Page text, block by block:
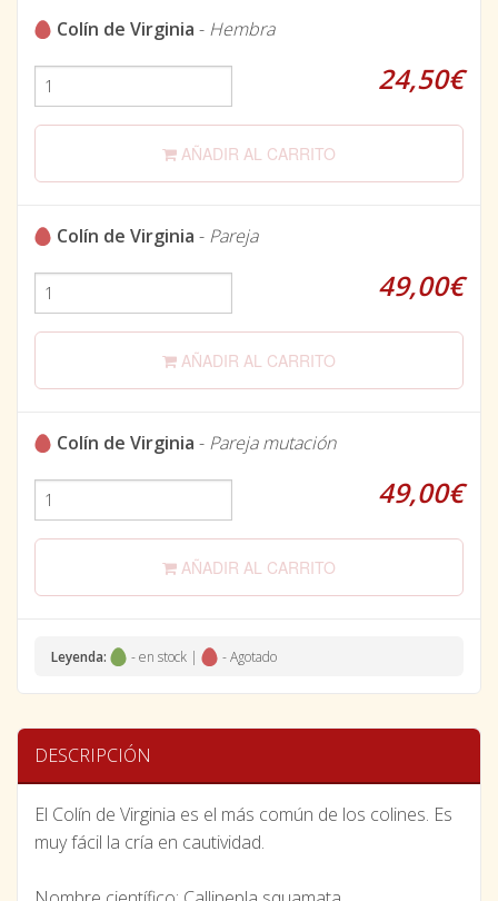
Colín de Virginia - Hembra
24,50€
AÑADIR AL CARRITO
Colín de Virginia - Pareja
49,00€
AÑADIR AL CARRITO
Colín de Virginia - Pareja mutación
49,00€
AÑADIR AL CARRITO
Leyenda: - en stock | - Agotado
DESCRIPCIÓN
El Colín de Virginia es el más común de los colines. Es
muy fácil la cría en cautividad.